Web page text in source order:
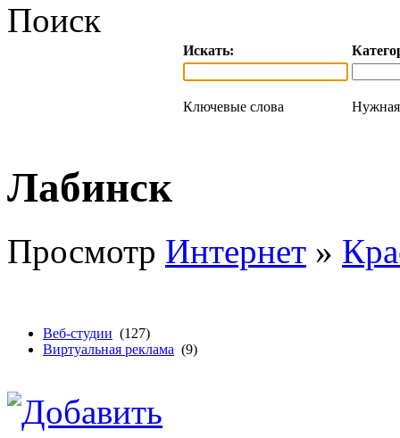
Поиск
Искать:
Ключевые слова Нужная
Лабинск
Просмотр Интернет »
Веб-студии (127)
Виртуальная реклама (9)